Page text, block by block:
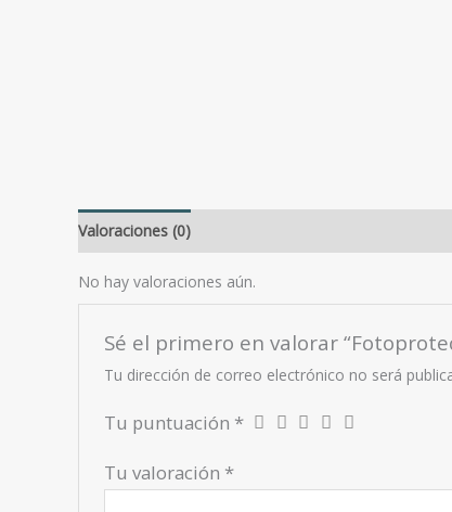
Valoraciones (0)
No hay valoraciones aún.
Sé el primero en valorar
Tu dirección de correo electrónico no será
Tu puntuación *
Tu valoración *